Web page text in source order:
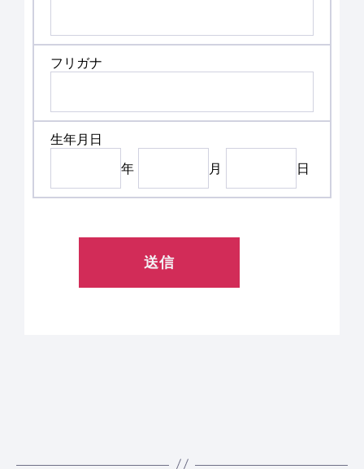
フリガナ
生年月日
年
月 日